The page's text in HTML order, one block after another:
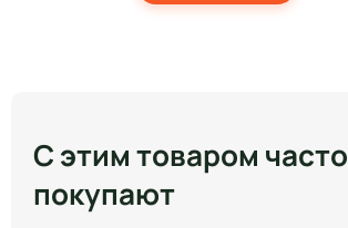
С этим товаром часто
покупают